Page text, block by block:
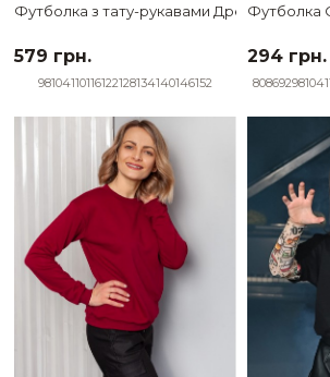
Футболка з тату-рукавами Дрейк Ukraine
579 грн.
98104110116122128134140146152
Футболка
294 грн.
80869298104